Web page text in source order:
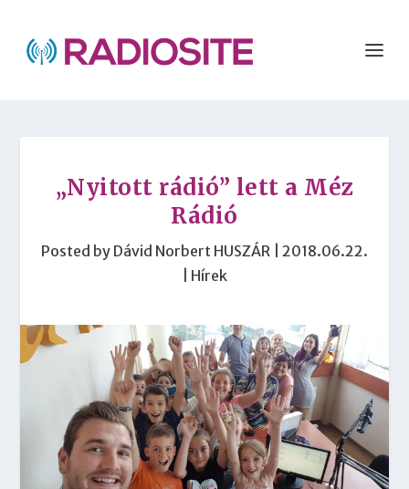
„Nyitott rádió” lett a Méz
Rádió
Posted by Dávid Norbert HUSZÁR
2018.06.22.
Hírek